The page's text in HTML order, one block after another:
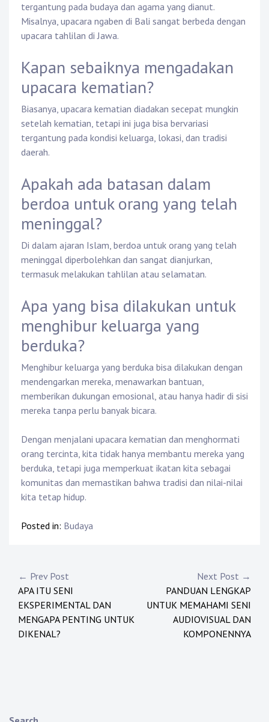
tergantung pada budaya dan agama yang dianut.
Misalnya, upacara ngaben di Bali sangat berbeda dengan
upacara tahlilan di Jawa.
Kapan sebaiknya mengadakan
upacara kematian?
Biasanya, upacara kematian diadakan secepat mungkin
setelah kematian, tetapi ini juga bisa bervariasi
tergantung pada kondisi keluarga, lokasi, dan tradisi
daerah.
Apakah ada batasan dalam
berdoa untuk orang yang telah
meninggal?
Di dalam ajaran Islam, berdoa untuk orang yang telah
meninggal diperbolehkan dan sangat dianjurkan,
termasuk melakukan tahlilan atau selamatan.
Apa yang bisa dilakukan untuk
menghibur keluarga yang
berduka?
Menghibur keluarga yang berduka bisa dilakukan dengan
mendengarkan mereka, menawarkan bantuan,
memberikan dukungan emosional, atau hanya hadir di sisi
mereka tanpa perlu banyak bicara.
Dengan menjalani upacara kematian dan menghormati
orang tercinta, kita tidak hanya membantu mereka yang
berduka, tetapi juga memperkuat ikatan kita sebagai
komunitas dan memastikan bahwa tradisi dan nilai-nilai
kita tetap hidup.
Posted in: Budaya
Post
navigation
← Prev Post
APA ITU SENI
EKSPERIMENTAL DAN
MENGAPA PENTING UNTUK
DIKENAL?
Next Post →
PANDUAN LENGKAP
UNTUK MEMAHAMI SENI
AUDIOVISUAL DAN
KOMPONENNYA